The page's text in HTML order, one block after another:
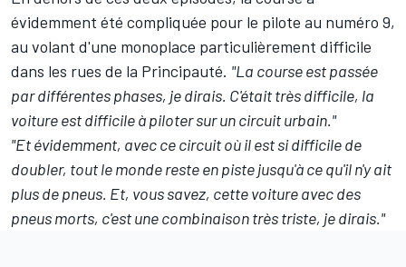
évidemment été compliquée pour le pilote au numéro 9,
au volant d'une monoplace particulièrement difficile
dans les rues de la Principauté. "La course est passée
par différentes phases, je dirais. C'était très difficile, la
voiture est difficile à piloter sur un circuit urbain."
"Et évidemment, avec ce circuit où il est si difficile de
doubler, tout le monde reste en piste jusqu'à ce qu'il n'y ait
plus de pneus. Et, vous savez, cette voiture avec des
pneus morts, c'est une combinaison très triste, je dirais."